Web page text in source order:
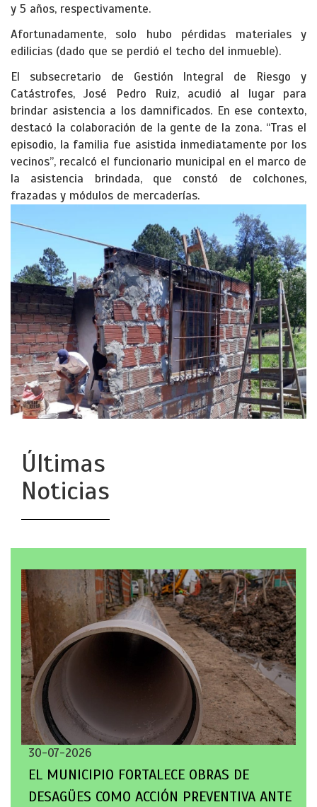
y 5 años, respectivamente.
Afortunadamente, solo hubo pérdidas materiales y
edilicias (dado que se perdió el techo del inmueble).
El subsecretario de Gestión Integral de Riesgo y
Catástrofes, José Pedro Ruiz, acudió al lugar para
brindar asistencia a los damnificados. En ese contexto,
destacó la colaboración de la gente de la zona. “Tras el
episodio, la familia fue asistida inmediatamente por los
vecinos”, recalcó el funcionario municipal en el marco de
la asistencia brindada, que constó de colchones,
frazadas y módulos de mercaderías.
Últimas
Noticias
30-07-2026
EL MUNICIPIO FORTALECE OBRAS DE
DESAGÜES COMO ACCIÓN PREVENTIVA ANTE